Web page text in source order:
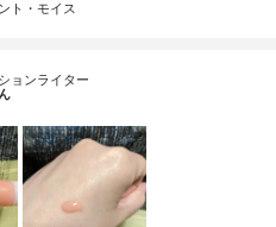
ト・モイス
ョンライター